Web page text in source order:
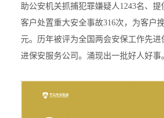
助公安机关抓捕犯罪嫌疑人1243名、提
客户处置重大安全事故316次，为客户
元。历年被评为全国两会安保工作先
进保安服务公司。涌现出一批好人好事。